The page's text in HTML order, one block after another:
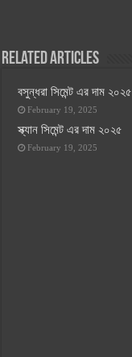
Related Articles
বসুন্ধরা সিমেন্ট এর দাম ২০২৫
February 19, 2025
স্ক্যান সিমেন্ট এর দাম ২০২৫
February 19, 2025